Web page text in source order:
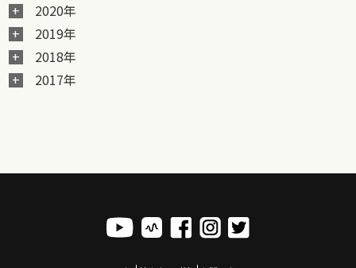
2020年
2019年
2018年
2017年